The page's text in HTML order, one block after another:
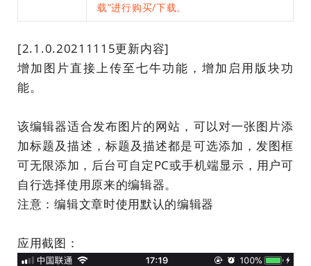
载”进行购买/下载。
[2.1.0.20211115更新内容]
增加图片直接上传至七牛功能，增加启用版块功
能。
该编辑器适合发布图片的网站，可以对一张图片添
加标题及描述，标题及描述都是可选添加，发图框
可无限添加，后台可自定PC或手机端显示，用户可
自行选择使用原来的编辑器。
注意：编辑文章时使用默认的编辑器
应用截图：